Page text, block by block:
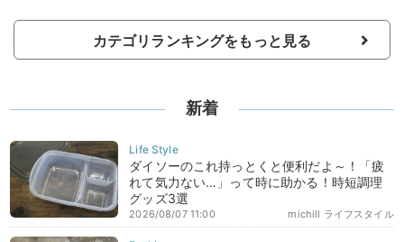
カテゴリランキングをもっと見る
新着
ダイソーのこれ持っとくと便利だよ～！「疲
れて気力ない…」って時に助かる！時短調理
グッズ3選
michill ライフスタイル
2026/08/07 11:00